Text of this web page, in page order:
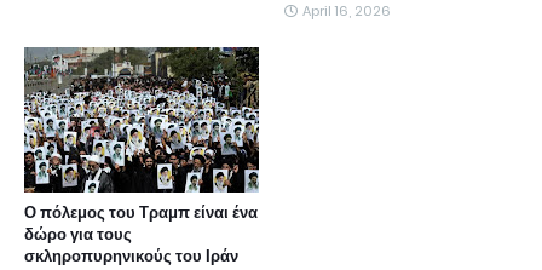
April 16, 2026
Ο πόλεμος του Τραμπ είναι ένα
δώρο για τους
σκληροπυρηνικούς του Ιράν